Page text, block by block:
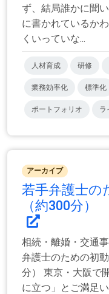
ず、結局誰かに聞
に書かれているか
くいっていな...
人材育成 研修
業務効率化 標準化
ポートフォリオ ラ
アーカイブ
若手弁護士の
（約300分）
相続・離婚・交通
弁護士のための初
分） 東京・大阪で
に立つ」とご満足